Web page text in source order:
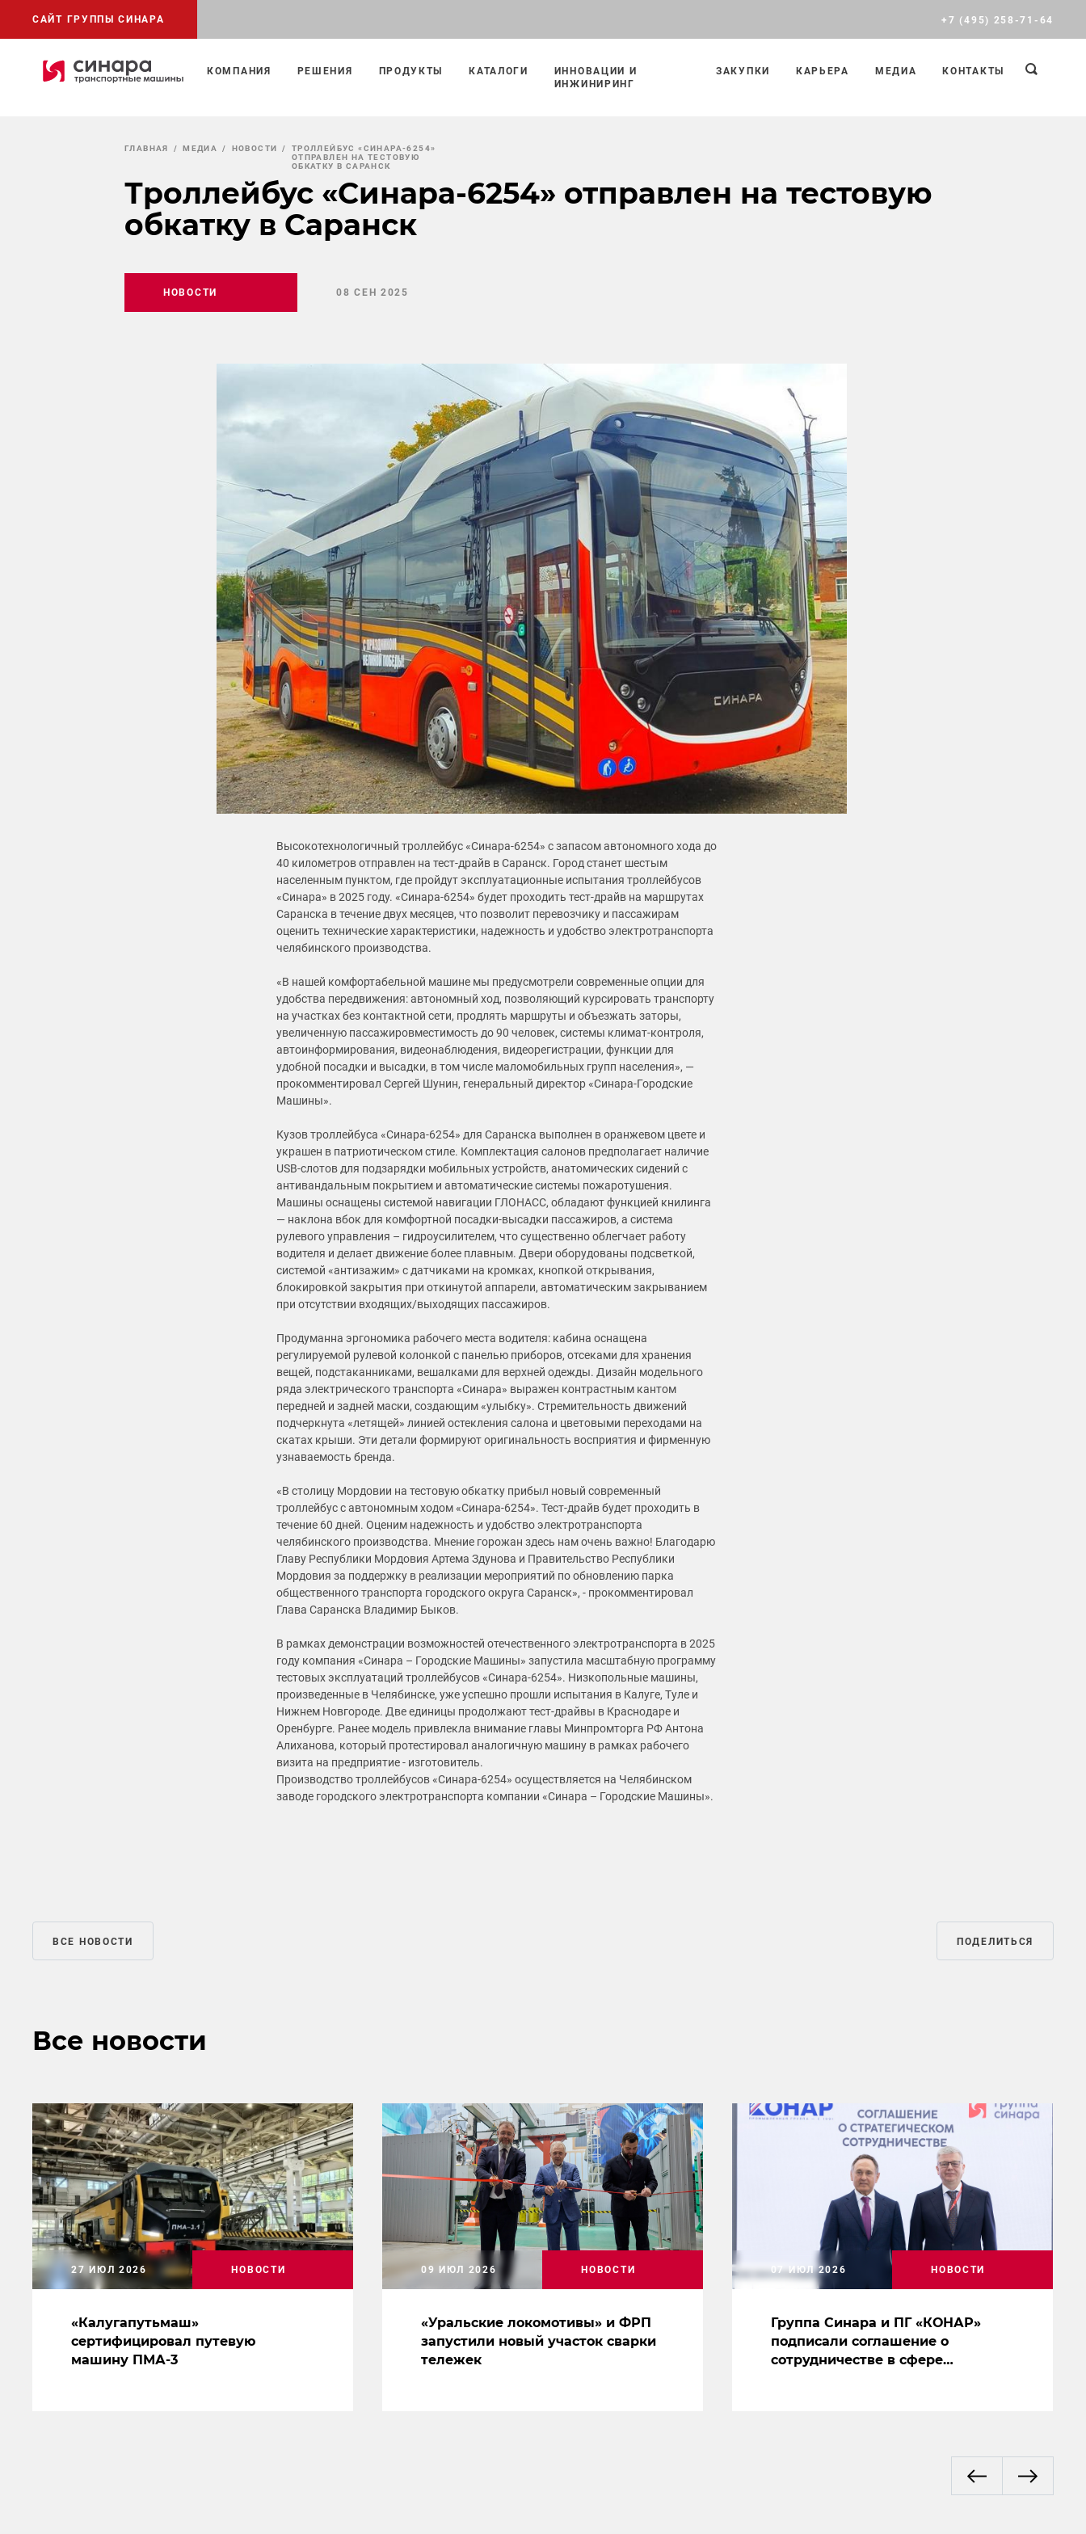
САЙТ ГРУППЫ СИНАРА +7 (495) 258-71-64
КОМПАНИЯ РЕШЕНИЯ ПРОДУКТЫ КАТАЛОГИ
ИННОВАЦИИ И
ИНЖИНИРИНГ
ЗАКУПКИ КАРЬЕРА МЕДИА КОНТАКТЫ
ГЛАВНАЯ МЕДИА НОВОСТИ
ТРОЛЛЕЙБУС «СИНАРА-6254»
ОТПРАВЛЕН НА ТЕСТОВУЮ
ОБКАТКУ В САРАНСК
Троллейбус «Синара-6254» отправлен на тестовую
обкатку в Саранск
НОВОСТИ 08 СЕН 2025
Высокотехнологичный троллейбус «Синара-6254» с запасом автономного хода до
40 километров отправлен на тест-драйв в Саранск. Город станет шестым
населенным пунктом, где пройдут эксплуатационные испытания троллейбусов
«Синара» в 2025 году. «Синара-6254» будет проходить тест-драйв на маршрутах
Саранска в течение двух месяцев, что позволит перевозчику и пассажирам
оценить технические характеристики, надежность и удобство электротранспорта
челябинского производства.
«В нашей комфортабельной машине мы предусмотрели современные опции для
удобства передвижения: автономный ход, позволяющий курсировать транспорту
на участках без контактной сети, продлять маршруты и объезжать заторы,
увеличенную пассажировместимость до 90 человек, системы климат-контроля,
автоинформирования, видеонаблюдения, видеорегистрации, функции для
удобной посадки и высадки, в том числе маломобильных групп населения», —
прокомментировал Сергей Шунин, генеральный директор «Синара-Городские
Машины».
Кузов троллейбуса «Синара-6254» для Саранска выполнен в оранжевом цвете и
украшен в патриотическом стиле. Комплектация салонов предполагает наличие
USB-слотов для подзарядки мобильных устройств, анатомических сидений с
антивандальным покрытием и автоматические системы пожаротушения.
Машины оснащены системой навигации ГЛОНАСС, обладают функцией книлинга
— наклона вбок для комфортной посадки-высадки пассажиров, а система
рулевого управления – гидроусилителем, что существенно облегчает работу
водителя и делает движение более плавным. Двери оборудованы подсветкой,
системой «антизажим» с датчиками на кромках, кнопкой открывания,
блокировкой закрытия при откинутой аппарели, автоматическим закрыванием
при отсутствии входящих/выходящих пассажиров.
Продуманна эргономика рабочего места водителя: кабина оснащена
регулируемой рулевой колонкой с панелью приборов, отсеками для хранения
вещей, подстаканниками, вешалками для верхней одежды. Дизайн модельного
ряда электрического транспорта «Синара» выражен контрастным кантом
передней и задней маски, создающим «улыбку». Стремительность движений
подчеркнута «летящей» линией остекления салона и цветовыми переходами на
скатах крыши. Эти детали формируют оригинальность восприятия и фирменную
узнаваемость бренда.
«В столицу Мордовии на тестовую обкатку прибыл новый современный
троллейбус с автономным ходом «Синара-6254». Тест-драйв будет проходить в
течение 60 дней. Оценим надежность и удобство электротранспорта
челябинского производства. Мнение горожан здесь нам очень важно! Благодарю
Главу Республики Мордовия Артема Здунова и Правительство Республики
Мордовия за поддержку в реализации мероприятий по обновлению парка
общественного транспорта городского округа Саранск», - прокомментировал
Глава Саранска Владимир Быков.
В рамках демонстрации возможностей отечественного электротранспорта в 2025
году компания «Синара – Городские Машины» запустила масштабную программу
тестовых эксплуатаций троллейбусов «Синара-6254». Низкопольные машины,
произведенные в Челябинске, уже успешно прошли испытания в Калуге, Туле и
Нижнем Новгороде. Две единицы продолжают тест-драйвы в Краснодаре и
Оренбурге. Ранее модель привлекла внимание главы Минпромторга РФ Антона
Алиханова, который протестировал аналогичную машину в рамках рабочего
визита на предприятие - изготовитель.
Производство троллейбусов «Синара-6254» осуществляется на Челябинском
заводе городского электротранспорта компании «Синара – Городские Машины».
ВСЕ НОВОСТИ ПОДЕЛИТЬСЯ
Все новости
«Калугапутьмаш»
сертифицировал путевую
машину ПМА-3
27 ИЮЛ 2026 НОВОСТИ
«Уральские локомотивы» и ФРП
запустили новый участок сварки
тележек
09 ИЮЛ 2026 НОВОСТИ
Группа Синара и ПГ «КОНАР»
подписали соглашение о
сотрудничестве в сфере
07 ИЮЛ 2026 НОВОСТИ